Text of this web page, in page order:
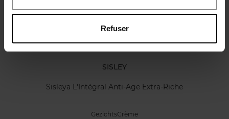
Refuser
SISLEY
Sisleÿa L'Intégral Anti-Age Extra-Riche
GezichtsCrème